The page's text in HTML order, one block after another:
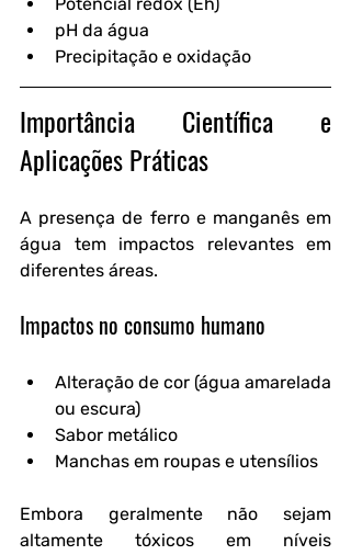
pH da água
Precipitação e oxidação
Importância Científica e
Aplicações Práticas
A presença de ferro e manganês em
água tem impactos relevantes em
diferentes áreas.
Impactos no consumo humano
Alteração de cor (água amarelada
ou escura)
Sabor metálico
Manchas em roupas e utensílios
Embora geralmente não sejam
altamente tóxicos em níveis